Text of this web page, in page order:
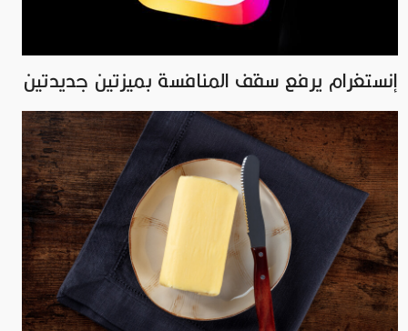
إنستغرام يرفع سقف المنافسة بميزتين جديدتين